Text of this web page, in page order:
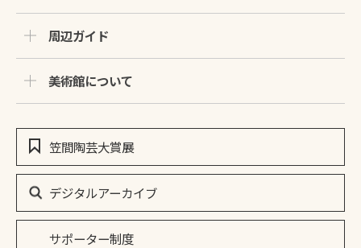
周辺ガイド
美術館について
笠間陶芸大賞展
デジタルアーカイブ
サポーター制度